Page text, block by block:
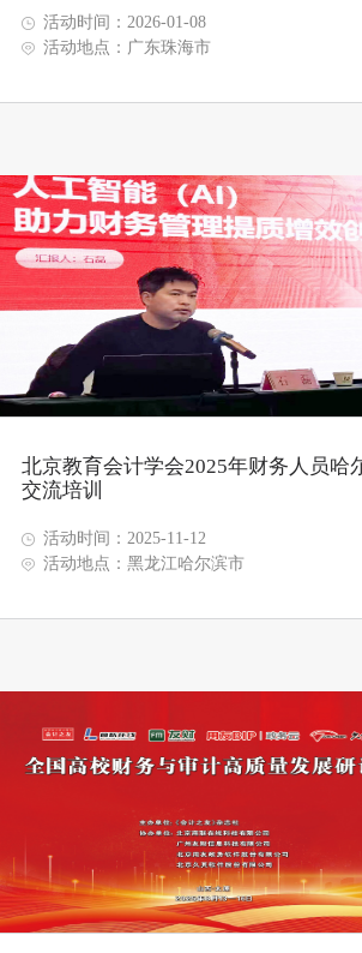
活动时间：2026-01-08
活动地点：广东珠海市
北京教育会计学会2025年财务人员哈
交流培训
活动时间：2025-11-12
活动地点：黑龙江哈尔滨市